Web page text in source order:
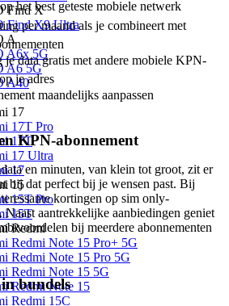
Find X
Find X9 Ultra
A
A6x 5G
A6 5G
A40
17
17T Pro
17T
17 Ultra
17
15
15T Pro
15T
Redmi
Redmi Note 15 Pro+ 5G
Redmi Note 15 Pro 5G
Redmi Note 15 5G
Redmi Note 15
Redmi 15C
het best geteste mobiele netwerk
per maand als je combineert met
je data gratis met andere mobiele KPN-
je adres
maandelijks aanpassen
KPN-abonnement
en minuten, van klein tot groot, zit er
bij dat perfect bij je wensen past. Bij
kortingen op sim only-
aantrekkelijke aanbiedingen geniet
bij meerdere abonnementen
bundels